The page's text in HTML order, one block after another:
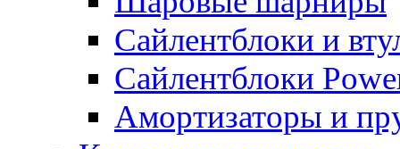
Сайлентблоки и
Сайлентблоки
Амортизаторы и